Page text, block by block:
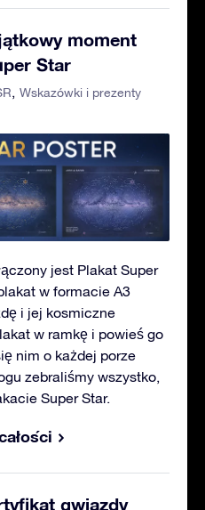
moment
Star
Wskazówki i prezenty
jest Plakat Super
w formacie A3
i jej kosmiczne
w ramkę i powieś go
nim o każdej porze
zebraliśmy wszystko,
Super Star.
gwiazdy